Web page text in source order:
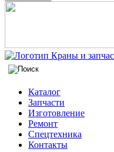
Каталог
Запчасти
Изготовление
Ремонт
Спецтехника
Контакты